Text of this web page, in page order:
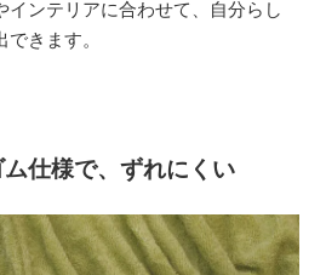
インテリアに合わせて、自分らし
きます。
仕様で、ずれにくい